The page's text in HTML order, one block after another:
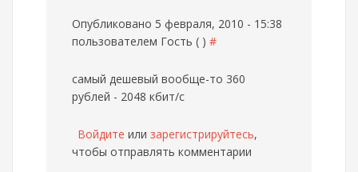
Опубликовано 5 февраля, 2010 - 15:38
пользователем Гость ( ) #
самый дешевый вообще-то 360
рублей - 2048 кбит/с
Войдите или зарегистрируйтесь,
чтобы отправлять комментарии